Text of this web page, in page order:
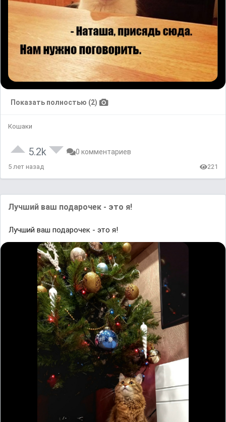
Показать полностью (2)
Кошаки
5.2k 0 комментариев
5 лет назад 221
Лучший ваш подарочек - это я!
Лучший ваш подарочек - это я!